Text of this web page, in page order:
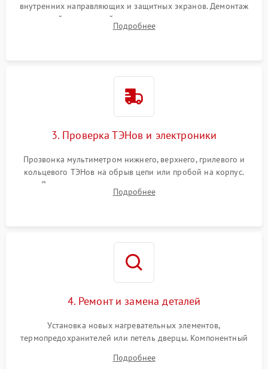
внутренних направляющих и защитных экранов. Демонтаж
задней или верхней панели для прямого доступа к
нагревательным элементам, плате и вентиляторам.
Подробнее
3. Проверка ТЭНов и электроники
Прозвонка мультиметром нижнего, верхнего, грилевого и
кольцевого ТЭНов на обрыв цепи или пробой на корпус.
Диагностика термостата, датчиков температуры,
переключателя режимов и мотора конвекции.
Подробнее
4. Ремонт и замена деталей
Установка новых нагревательных элементов,
термопредохранителей или петель дверцы. Компонентный
выгоревших реле, восстановление контактов и замена
Подробнее